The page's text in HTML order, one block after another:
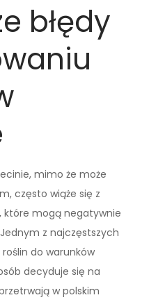
błędy
mimo że może
często wiąże się z
które mogą negatywnie
z najczęstszych
do warunków
decyduje się na
w polskim